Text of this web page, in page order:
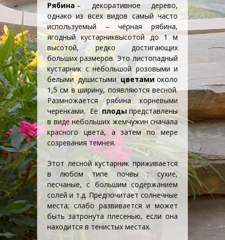
Рябина – декоративное дерево,
однако из всех видов самый часто
используемый – чёрная рябина,
ягодныйкустарниквысотой до 1 м
высотой, редко достигающих
больших размеров. Это листопадный
кустарник с небольшой розовыми и
белыми душистымицветами около
1,5 см в ширину, появляются весной.
Размножается рябина корневыми
черенками. Еёплоды представлены
в виде небольших жемчужин сначала
красного цвета, а затем по мере
созревания темнея.
Этот лесной кустарник приживается
в любом типе почвы : сухие,
песчаные, с большим содержанием
солей и т.д. Предпочитает солнечные
места; слабо развивается и может
быть затронута плесенью, если она
находится в тенистых местах.